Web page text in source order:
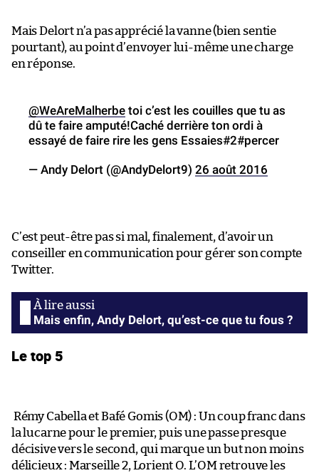
Mais Delort n’a pas apprécié la vanne (bien sentie
pourtant), au point d’envoyer lui-même une charge
en réponse.
@WeAreMalherbe toi c’est les couilles que tu as
dû te faire amputé!Caché derrière ton ordi à
essayé de faire rire les gens Essaies#2#percer
— Andy Delort (@AndyDelort9) 26 août 2016
C’est peut-être pas si mal, finalement, d’avoir un
conseiller en communication pour gérer son compte
Twitter.
Mais enfin, Andy Delort, qu’est-ce que tu fous ?
Le top 5
Rémy Cabella et Bafé Gomis (OM) : Un coup franc dans
la lucarne pour le premier, puis une passe presque
décisive vers le second, qui marque un but non moins
délicieux : Marseille 2, Lorient O. L’OM retrouve les